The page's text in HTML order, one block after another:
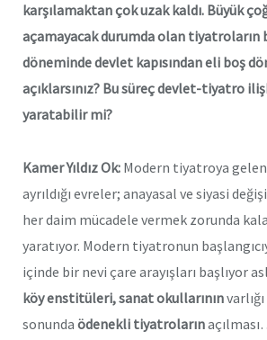
karşılamaktan çok uzak kaldı. Büyük
açamayacak durumda olan
döneminde devlet kapısından eli boş
açıklarsınız? Bu süreç devlet-tiyatro
yaratabilir mi?
Kamer Yıldız Ok: Modern tiyatroya
ayrıldığı evreler; anayasal ve siyasi
her daim mücadele vermek zorunda
yaratıyor. Modern tiyatronun
içinde bir nevi çare arayışları başlıyor
köy enstitüleri, sanat okullarının
sonunda ödenekli tiyatroların